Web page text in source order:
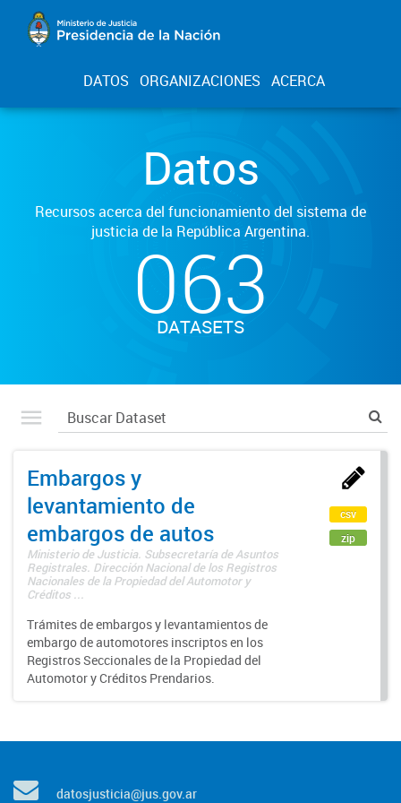
DATOS ORGANIZACIONES ACERCA
Datos
Recursos acerca del funcionamiento del sistema de
justicia de la República Argentina.
063
DATASETS
Embargos y
levantamiento de
embargos de autos
Ministerio de Justicia. Subsecretaría de Asuntos
Registrales. Dirección Nacional de los Registros
Nacionales de la Propiedad del Automotor y
Créditos ...
Trámites de embargos y levantamientos de
embargo de automotores inscriptos en los
Registros Seccionales de la Propiedad del
Automotor y Créditos Prendarios.
csv
zip
datosjusticia@jus.gov.ar